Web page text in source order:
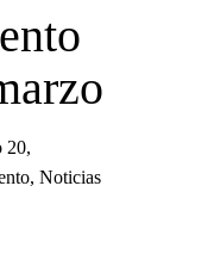
20,
, Noticias